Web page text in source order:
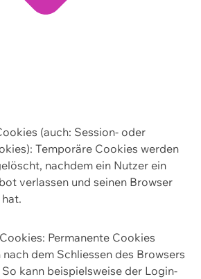
(auch: Session- oder
Temporäre Cookies werden
nachdem ein Nutzer ein
verlassen und seinen Browser
Permanente Cookies
dem Schliessen des Browsers
kann beispielsweise der Login-